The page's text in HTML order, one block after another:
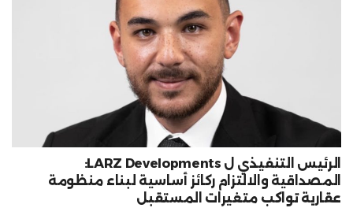
الرئيس التنفيذي ل LARZ Developments:
المصداقية والالتزام ركائز أساسية لبناء منظومة
عقارية تواكب متغيرات المستقبل